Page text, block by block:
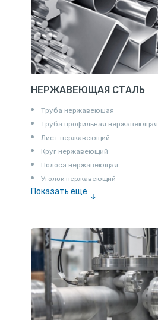
Шпунт Ларсена
НЕРЖАВЕЮЩАЯ СТАЛЬ
Труба нержавеюшая
Труба профильная нержавеющая
Лист нержавеющий
Круг нержавеющий
Полоса нержавеющая
Уголок нержавеющий
Показать ещё